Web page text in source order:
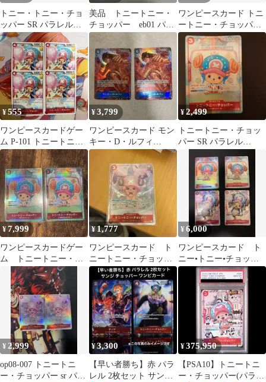
トニー・トニー・チョ
ッパー SR パラレル
EB01-006
美品 トニートニー・
チョッパー eb01 パラ
レル sr ワンピースカ
ード
ワンピースカード トニ
ートニー・チョッパー
まとめ売り
¥555
ワンピースカードゲー
ム P-101 トニートニ
ー・チョッパー 4枚
¥3,799
ワンピースカード モン
キー・D・ルフィ
OP02-062 SRパラレル
¥2,499
トニートニー・チョッ
パー SR パラレル
¥7,999
ワンピースカードゲー
ム トニートニー・チ
ョッパー EB01-006
パラレル
¥1,777
ワンピースカード ト
ニートニー・チョッパ
ー OP08-007 SR パラレ
ル
¥6,000
ワンピースカード ト
ニー•トニー•チョッパ
ー sr EB01-006 4枚セッ
¥ 2,999
op08-007 トニートニ
ー・チョッパー sr パラ
¥3,300
【早い者勝ち】赤 パラ
レル 2枚セット サンジ
¥375,950
【PSA10】トニートニ
ー・チョッパー(パラレ